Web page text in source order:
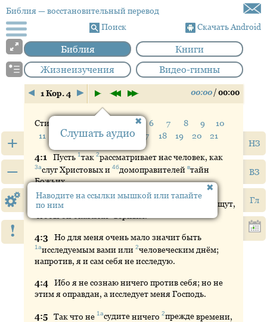
Библия— восстановительный перевод
Поиск
Скачать Android
Библия
Книги
Жизнеизучения
Видео-гимны
+
–
!
НЗ
ВЗ
Гл
1 Кор. 4 00:00 / 00:00
Стих: 5 6 7 8 9
10
11
12 13 14 15 16 17 18 19 20 21
4:1 Пусть 1так 2рассматриваетнас человек, как
3аслугХристовых и4бдомоправителей втайн
Божьих.
4:2 1Здесь
, помимо того, в домоправителях ищут,
4:3 Но для меня очень мало значит быть
1аисследуемымвами или2человеческим днём;
напротив, я и сам себя не исследую.
4:4 Ибо я не сознаю ничего против себя; но не
этим я оправдан, а исследует меня Господь.
4:5 Такчто не1асудитеничего2преждевремени,
Слушать аудио
Наводите на ссылки мышкой или тапайте
по ним